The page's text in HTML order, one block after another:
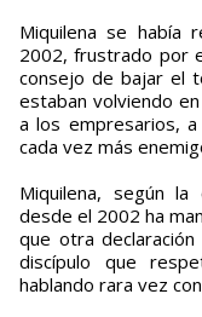
Miquilena se había
2002, frustrado por
consejo de bajar el
estaban volviendo
a los empresarios,
cada vez más
Miquilena, según
desde el 2002 ha
que otra
discípulo que
hablando rara vez